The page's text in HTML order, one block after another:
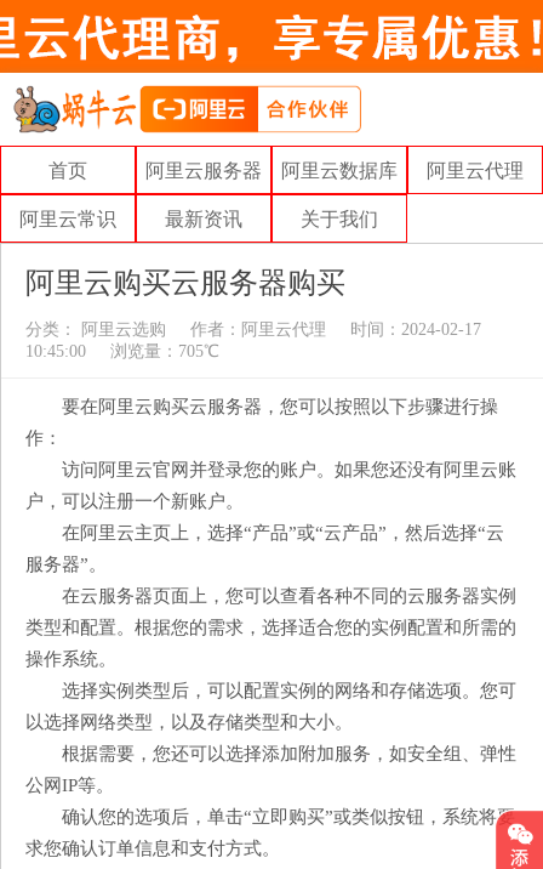
首页 阿里云服务器 阿里云数据库 阿里云代理
阿里云常识 最新资讯 关于我们
阿里云购买云服务器购买
分类： 阿里云选购 作者： 阿里云代理
时间：2024-02-17
10:45:00
浏览量：705℃
要在阿里云购买云服务器，您可以按照以下步骤进行操
作：
访问阿里云官网并登录您的账户。如果您还没有阿里云账
户，可以注册一个新账户。
在阿里云主页上，选择“产品”或“云产品”，然后选择“云
服务器”。
在云服务器页面上，您可以查看各种不同的云服务器实例
类型和配置。根据您的需求，选择适合您的实例配置和所需的
操作系统。
选择实例类型后，可以配置实例的网络和存储选项。您可
以选择网络类型，以及存储类型和大小。
根据需要，您还可以选择添加附加服务，如安全组、弹性
公网IP等。
确认您的选项后，单击“立即购买”或类似按钮，系统将要
求您确认订单信息和支付方式。